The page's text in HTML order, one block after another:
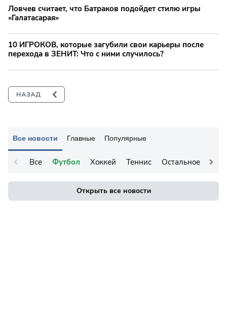
Все новости Главные Популярные
Все Футбол Хоккей Теннис Остальное
Открыть все новости
Ловчев считает, что Батраков подойдет стилю игры
«Галатасарая»
10 ИГРОКОВ, которые загубили свои карьеры после
перехода в ЗЕНИТ: Что с ними случилось?